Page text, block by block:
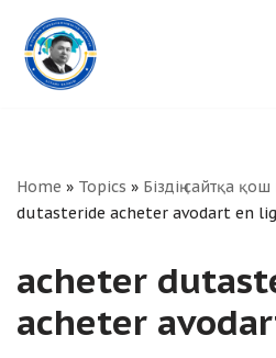
Skip
to
Home » Topics » Біздің сайтқа қош
dutasteride acheter avodart en
acheter
acheter